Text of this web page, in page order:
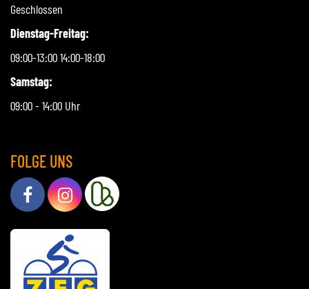
Geschlossen
Dienstag-Freitag:
09:00-13:00 14:00-18:00
Samstag:
09:00 - 14:00 Uhr
FOLGE UNS